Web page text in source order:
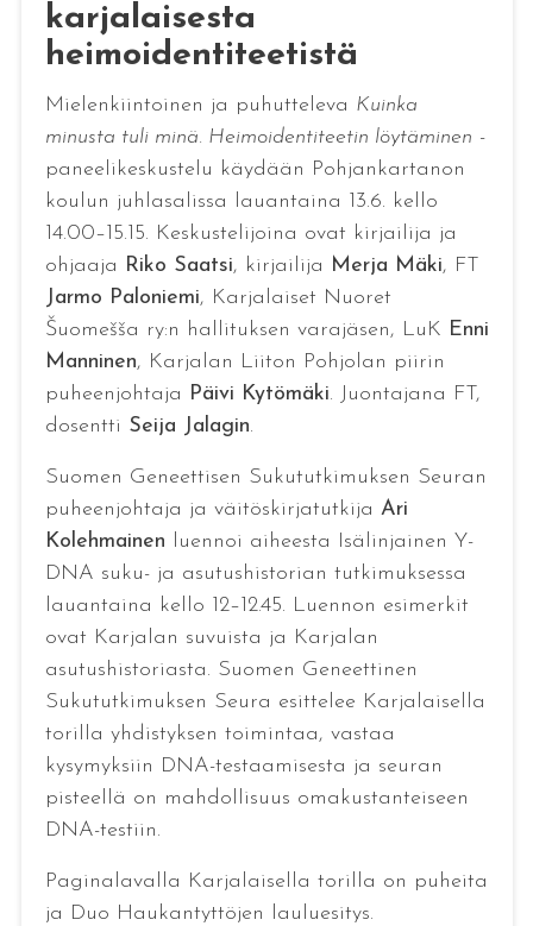
karjalaisesta
heimoidentiteetistä
Mielenkiintoinen ja puhutteleva Kuinka
minusta tuli minä. Heimoidentiteetin löytäminen -
paneelikeskustelu käydään Pohjankartanon
koulun juhlasalissa lauantaina 13.6. kello
14.00–15.15. Keskustelijoina ovat kirjailija ja
ohjaaja Riko Saatsi, kirjailija Merja Mäki, FT
Jarmo Paloniemi, Karjalaiset Nuoret
Šuomešša ry:n hallituksen varajäsen, LuK Enni
Manninen, Karjalan Liiton Pohjolan piirin
puheenjohtaja Päivi Kytömäki. Juontajana FT,
dosentti Seija Jalagin.
Suomen Geneettisen Sukututkimuksen Seuran
puheenjohtaja ja väitöskirjatutkija Ari
Kolehmainen luennoi aiheesta Isälinjainen Y-
DNA suku- ja asutushistorian tutkimuksessa
lauantaina kello 12–12.45. Luennon esimerkit
ovat Karjalan suvuista ja Karjalan
asutushistoriasta. Suomen Geneettinen
Sukututkimuksen Seura esittelee Karjalaisella
torilla yhdistyksen toimintaa, vastaa
kysymyksiin DNA-testaamisesta ja seuran
pisteellä on mahdollisuus omakustanteiseen
DNA-testiin.
Paginalavalla Karjalaisella torilla on puheita
ja Duo Haukantyttöjen lauluesitys.